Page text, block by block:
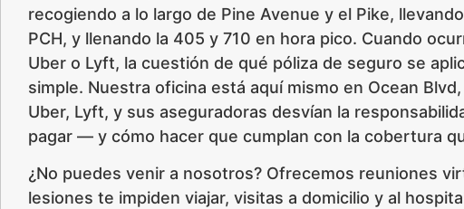
recogiendo a lo largo de Pine Avenue y el Pike,
PCH, y llenando la 405 y 710 en hora pico. Cuando
Uber o Lyft, la cuestión de qué póliza de seguro se
simple. Nuestra oficina está aquí mismo en Ocean
Uber, Lyft, y sus aseguradoras desvían la
pagar — y cómo hacer que cumplan con la cobertura
¿No puedes venir a nosotros? Ofrecemos reuniones
lesiones te impiden viajar, visitas a domicilio y al